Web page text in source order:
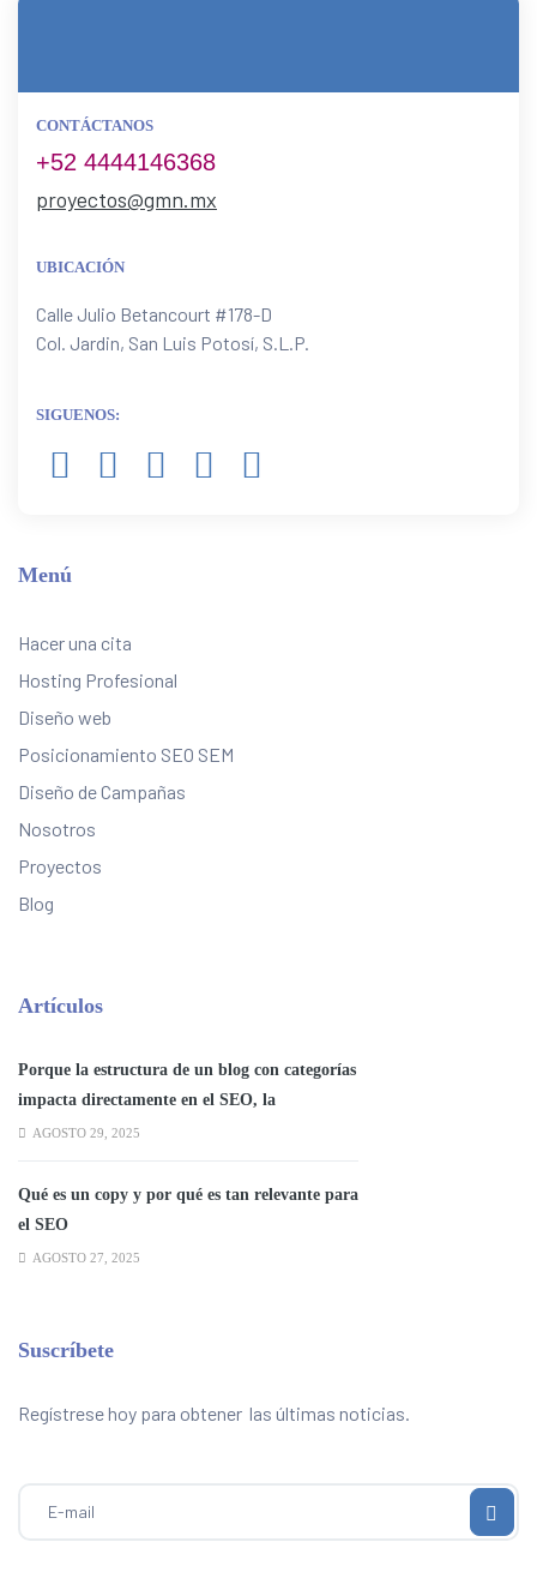
CONTÁCTANOS
+52 4444146368
proyectos@gmn.mx
UBICACIÓN
Calle Julio Betancourt #178-D
Col. Jardin, San Luis Potosí, S.L.P.
SIGUENOS:
Menú
Hacer una cita
Hosting Profesional
Diseño web
Posicionamiento SEO SEM
Diseño de Campañas
Nosotros
Proyectos
Blog
Artículos
Porque la estructura de un blog con categorías
impacta directamente en el SEO, la
experiencia del usuario y la autoridad
AGOSTO 29, 2025
Qué es un copy y por qué es tan relevante para
el SEO
AGOSTO 27, 2025
Suscríbete
Regístrese hoy para obtener las últimas noticias.